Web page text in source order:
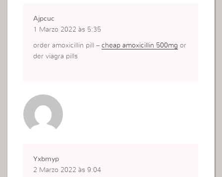
Ajpcuc
1 Marzo 2022 às 5:35
order amoxicillin pill –cheap amoxicillin 500mg or
der viagra pills
Yxbmyp
2 Marzo 2022 às 9:04